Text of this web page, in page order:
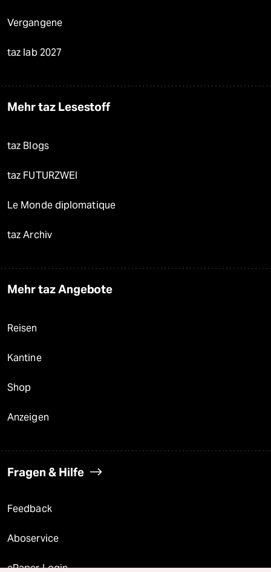
Vergangene
taz lab 2027
Mehr taz Lesestoff
taz Blogs
taz FUTURZWEI
Le Monde diplomatique
taz Archiv
Mehr taz Angebote
Reisen
Kantine
Shop
Anzeigen
Fragen & Hilfe
Feedback
Aboservice
ePaper Login